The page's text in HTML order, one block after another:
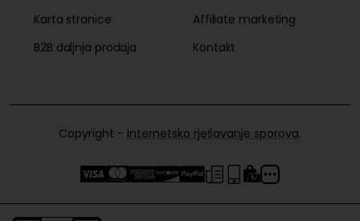
Karta stranice
B2B daljnja prodaja
Affiliate marketing
Kontakt
Copyright - Internetsko rješavanje sporova.